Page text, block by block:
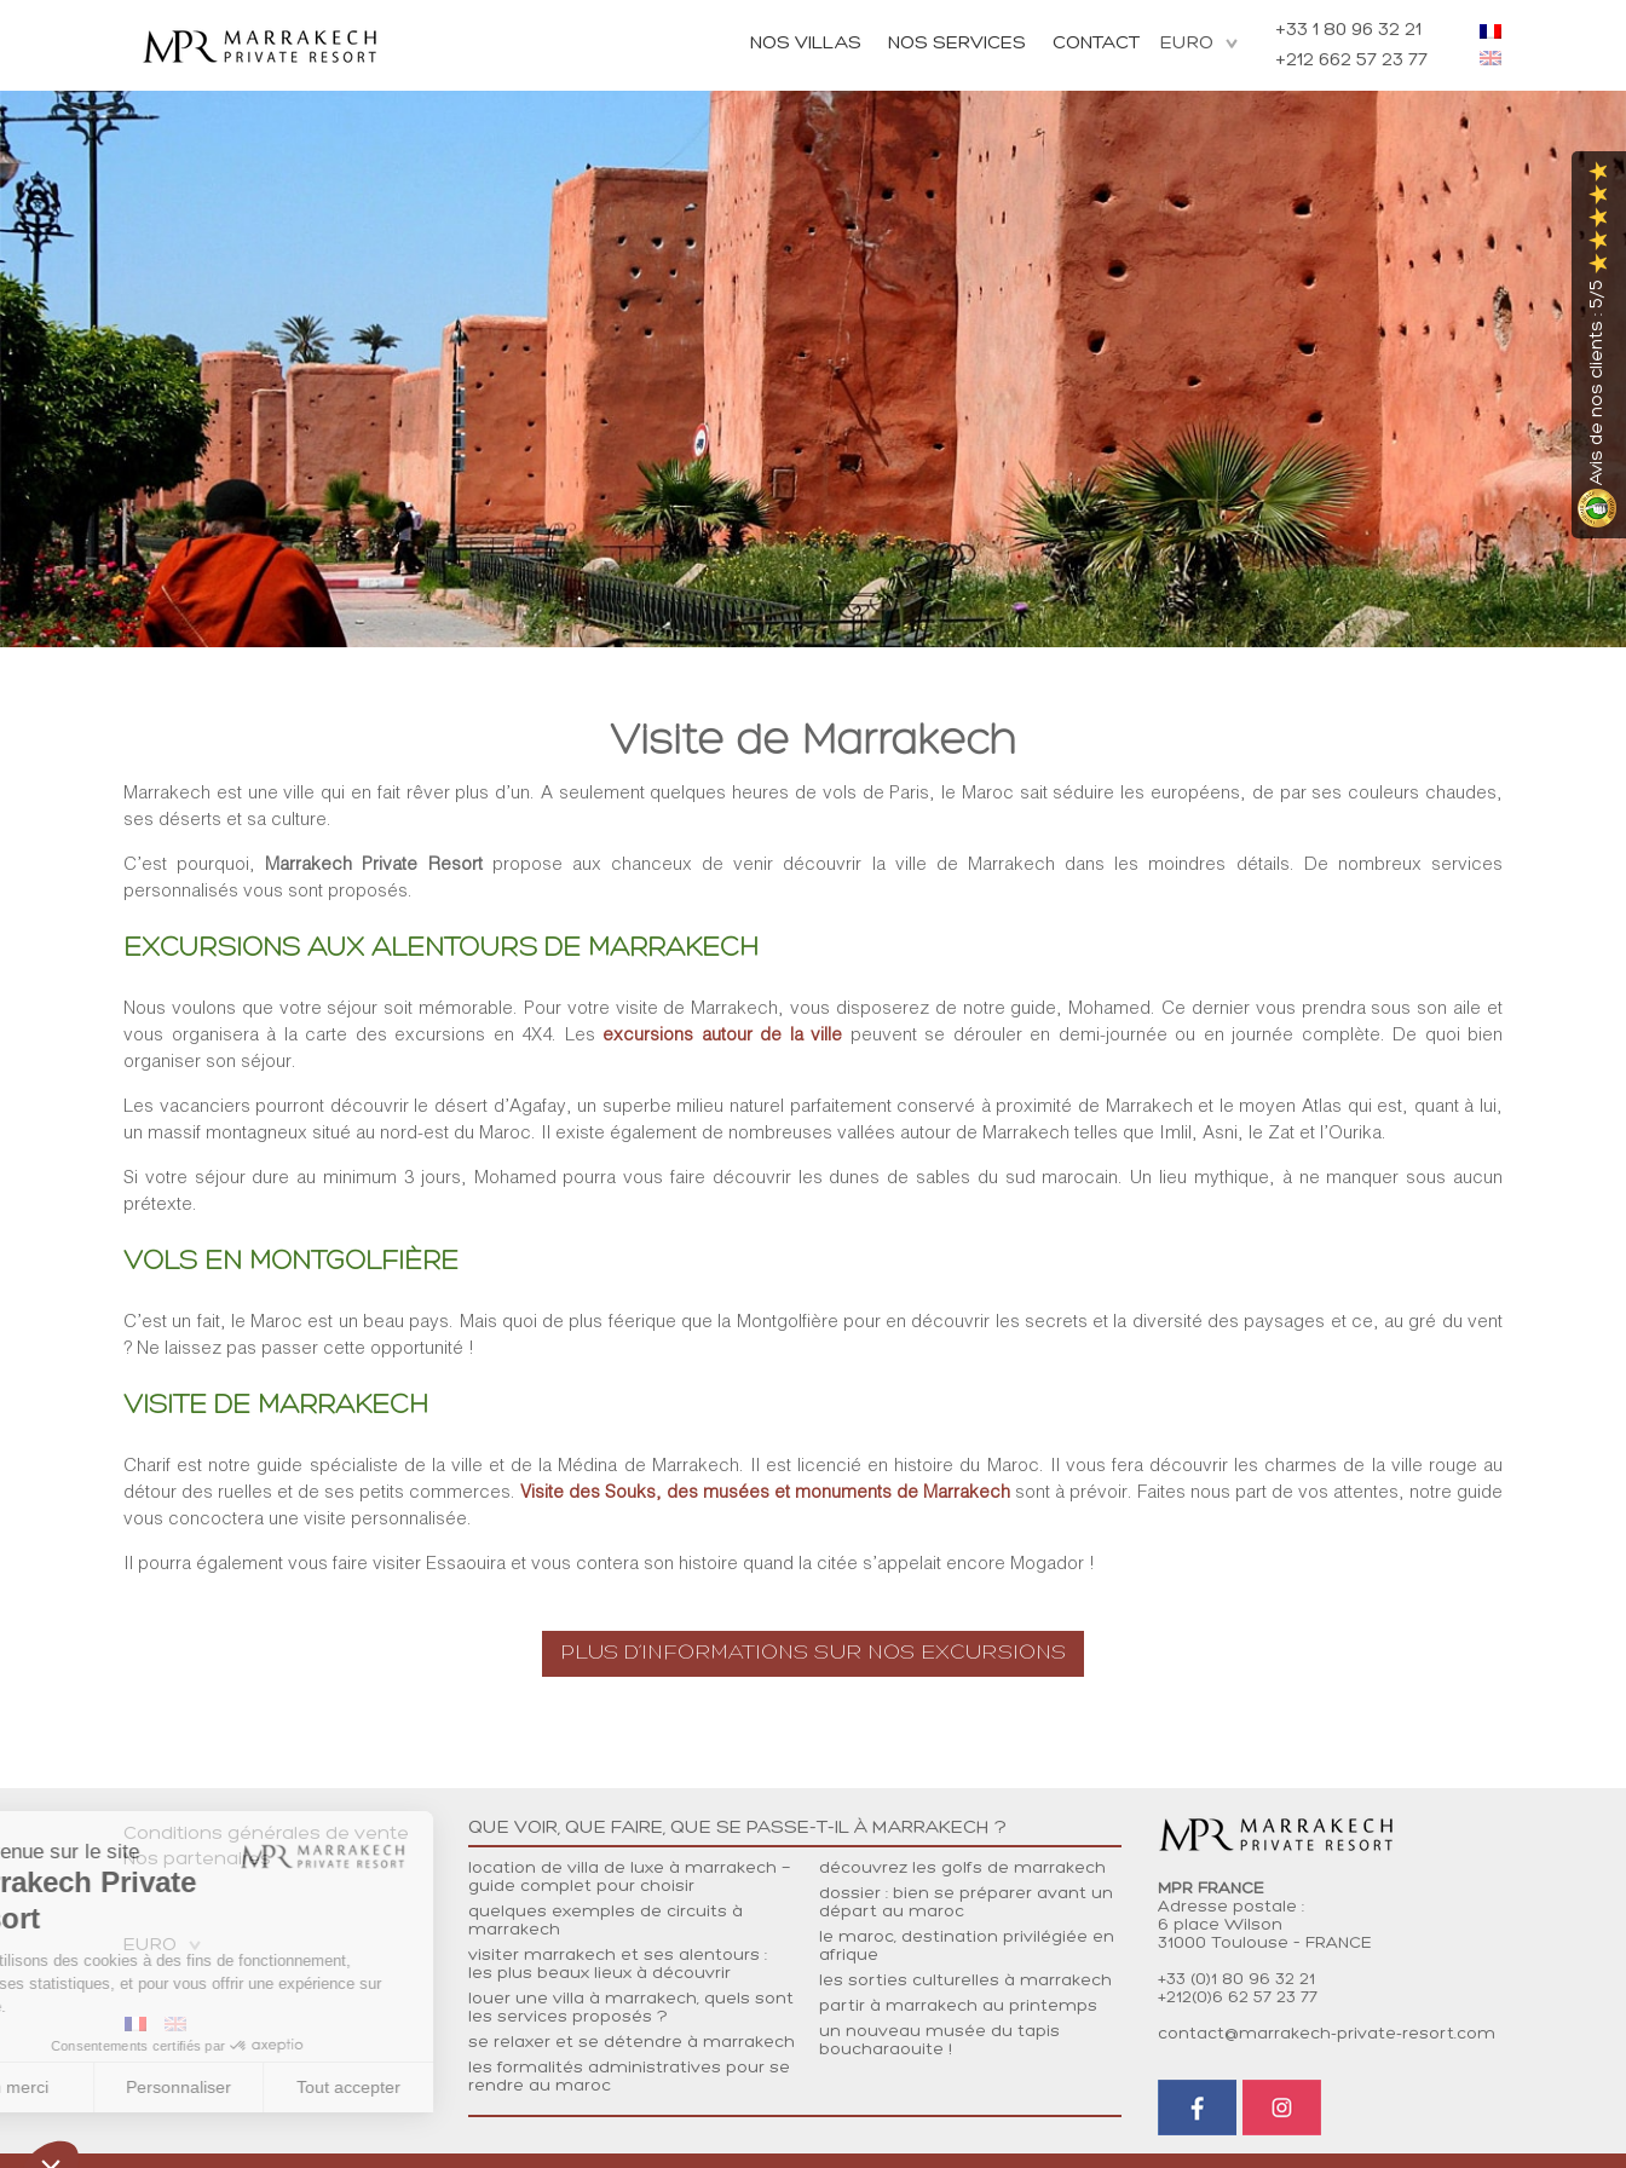
Avis de nos clients : 5/5
NOS VILLAS NOS SERVICES CONTACT
+33 1 80 96 32 21
+212 662 57 23 77
Visite de Marrakech
Marrakech est une ville qui en fait rêver plus d’un. A seulement quelques heures de vols de Paris, le Maroc sait séduire les européens, de par ses couleurs chaudes,
ses déserts et sa culture.
C’est pourquoi, Marrakech Private Resortpropose aux chanceux de venir découvrir la ville de Marrakech dans les moindres détails. De nombreux services
personnalisés vous sont proposés.
EXCURSIONS AUX ALENTOURS DE MARRAKECH
Nous voulons que votre séjour soit mémorable. Pour votre visite de Marrakech, vous disposerez de notre guide, Mohamed. Ce dernier vous prendra sous son aile et
vous organisera à la carte des excursions en 4X4. Les excursions autour de la ville peuvent se dérouler en demi-journée ou en journée complète. De quoi bien
organiser son séjour.
Les vacanciers pourront découvrir le désert d’Agafay, un superbe milieu naturel parfaitement conservé à proximité de Marrakech et le moyen Atlas qui est, quant à lui,
un massif montagneux situé au nord-est du Maroc. Il existe également de nombreuses vallées autour de Marrakech telles que Imlil, Asni, le Zat et l’Ourika.
Si votre séjour dure au minimum 3 jours, Mohamed pourra vous faire découvrir les dunes de sables du sud marocain. Un lieu mythique, à ne manquer sous aucun
prétexte.
VOLS EN MONTGOLFIÈRE
C’est un fait, le Maroc est un beau pays. Mais quoi de plus féerique que la Montgolfière pour en découvrir les secrets et la diversité des paysages et ce, au gré du vent
? Ne laissez pas passer cette opportunité !
VISITE DE MARRAKECH
Charif est notre guide spécialiste de la ville et de la Médina de Marrakech. Il est licencié en histoire du Maroc. Il vous fera découvrir les charmes de la ville rouge au
détour des ruelles et de ses petits commerces. Visite des Souks, des musées et monuments de Marrakech sont à prévoir. Faites nous part de vos attentes, notre guide
vous concoctera une visite personnalisée.
Il pourra également vous faire visiter Essaouira et vous contera son histoire quand la citée s’appelait encore Mogador !
PLUS D’INFORMATIONS SUR NOS EXCURSIONS
Conditions générales de vente
Nos partenaires
QUE VOIR, QUE FAIRE, QUE SE PASSE-T-IL À MARRAKECH ?
location de villa de luxe à marrakech —
guide complet pour choisir
quelques exemples de circuits à
marrakech
visiter marrakech et ses alentours :
les plus beaux lieux à découvrir
louer une villa à marrakech, quels sont
les services proposés ?
se relaxer et se détendre à marrakech
les formalités administratives pour se
rendre au maroc
découvrez les golfs de marrakech
dossier : bien se préparer avant un
départ au maroc
le maroc, destination privilégiée en
afrique
les sorties culturelles à marrakech
partir à marrakech au printemps
un nouveau musée du tapis
boucharaouite !
MPR FRANCE
Adresse postale :
6 place Wilson
31000 Toulouse – FRANCE
+33 (0)1 80 96 32 21
+212(0)6 62 57 23 77
contact@marrakech-private-resort.com